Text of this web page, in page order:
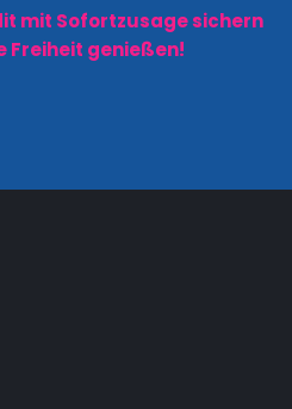
mit Sofortzusage sichern
Freiheit genießen!